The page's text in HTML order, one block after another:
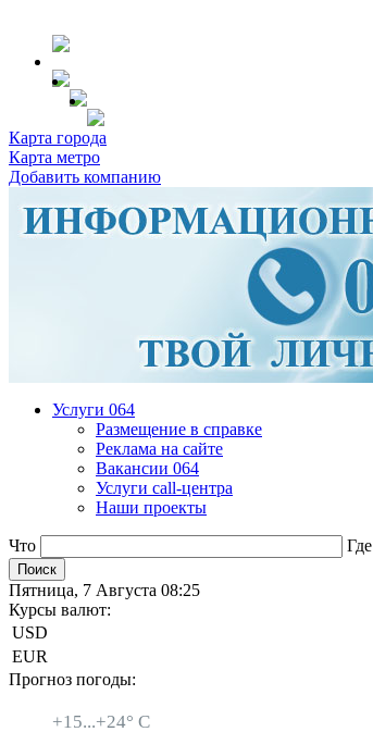
Карта города
Карта метро
Добавить компанию
Услуги 064
Размещение в справке
Реклама на сайте
Вакансии 064
Услуги call-центра
Наши проекты
Что Где
Пятница, 7 Августа 08:25
Курсы валют:
USD
EUR
Прогноз погоды:
+15...+24° C